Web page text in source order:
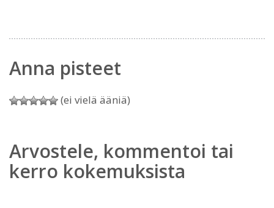
Anna pisteet
(ei vielä ääniä)
Arvostele, kommentoi tai
kerro kokemuksista